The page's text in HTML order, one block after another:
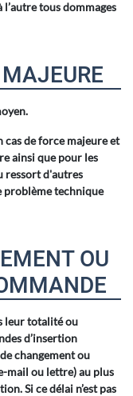
tous dommages
cas de force majeure et
ainsi que pour les
ressort d'autres
problème technique
OU
leur totalité ou
d’insertion
changement ou
mail ou lettre) au plus
Si ce délai n’est pas